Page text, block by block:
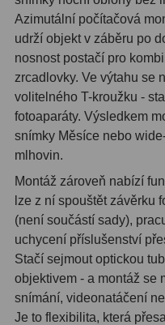
Diagonální zrcátka35
Diagonální hranoly 7
Amici hranoly 45°11
Amici hranoly 90°7
Pozorovací dalekohledy
Kompaktní11
Turistické24
Myslivecké2
Pro pozorování přírody a
ornitologie 18
Azimutální počítačová
udrží objekt v záběru po
nosnost postačí pro
zrcadlovky. Ve výtahu se
volitelného T-kroužku -
fotoaparáty. Výsledkem
snímky Měsíce nebo
mlhovin.
Montáž zároveň nabízí
lze z ní spouštět závěrku
(není součástí sady),
uchycení příslušenství
Stačí sejmout optickou
objektivem - a montáž se
snímání, videonatáčení
Je to flexibilita, která